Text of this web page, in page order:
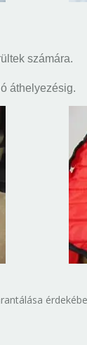
számára.
áthelyezésig.